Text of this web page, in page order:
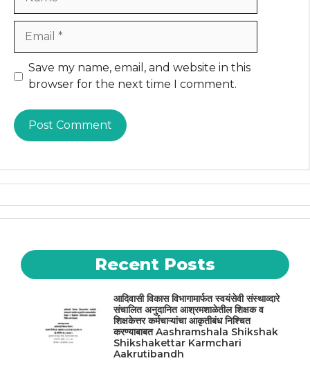
Website
Save my name, email, and website in this
browser for the next time I comment.
Recent Posts
आदिवासी विकास विभागामार्फत स्वयंसेवी संस्थाव्दारे
संचालित अनुदानित आश्रमशाळेतील शिक्षक व
शिक्षकेत्तर कर्मचाऱ्यांचा आकृतीबंध निश्चित
करण्याबाबत Aashramshala Shikshak
Shikshakettar Karmchari
Aakrutibandh